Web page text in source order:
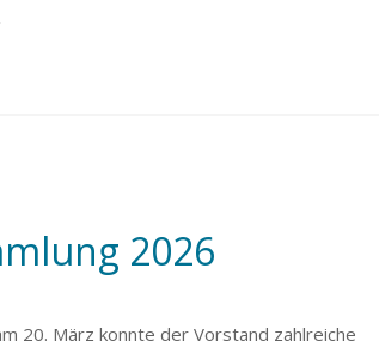
2026
20. März konnte der Vorstand zahlreiche